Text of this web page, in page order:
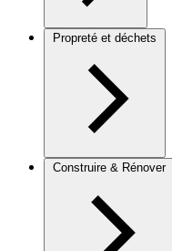
Propreté et déchets
Construire & Rénover